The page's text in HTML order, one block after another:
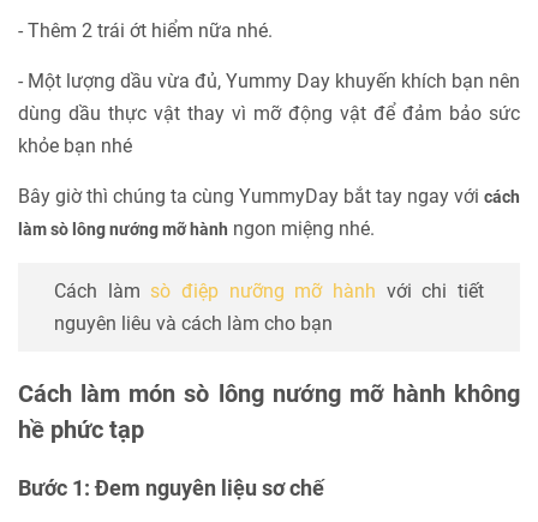
- Thêm 2 trái ớt hiểm nữa nhé.
- Một lượng dầu vừa đủ, Yummy Day khuyến khích bạn nên
dùng dầu thực vật thay vì mỡ động vật để đảm bảo sức
khỏe bạn nhé
Bây giờ thì chúng ta cùng YummyDay bắt tay ngay với cách
làm sò lông nướng mỡ hành ngon miệng nhé.
Cách làmsò điệp nưỡng mỡ hành với chi tiết
nguyên liêu và cách làm cho bạn
Cách làm món sò lông nướng mỡ hành không
hề phức tạp
Bước 1: Đem nguyên liệu sơ chế